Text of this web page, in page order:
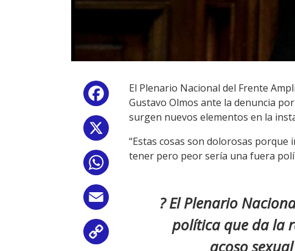
Facebook
WhatsApp
El Plenario Nacional del Frente
Gustavo Olmos ante la denuncia
surgen nuevos elementos en la
“Estas cosas son dolorosas
tener pero peor sería una fuera
? El Plenario
política que da la
acoso